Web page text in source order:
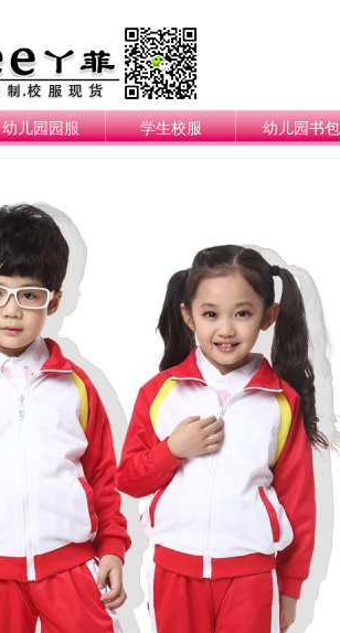
幼儿园园服 学生校服 幼儿园书包